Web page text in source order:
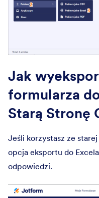
Jak
formularza
Starą Stronę
Jeśli korzystasz ze
opcja eksportu do
odpowiedzi.